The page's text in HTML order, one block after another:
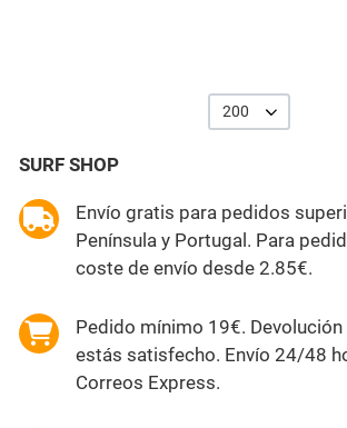
200
SURF SHOP
Envío gratis para pedidos
Península y Portugal. Para
coste de envío desde 2.85€.
Pedido mínimo 19€.
estás satisfecho. Envío 24/48
Correos Express.